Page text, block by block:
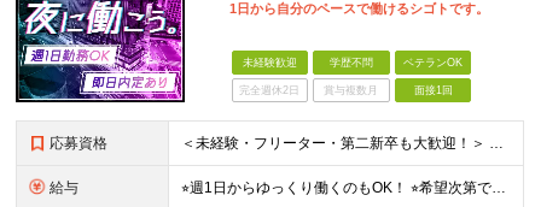
1日から自分のペースで働けるシゴトです。
未経験歓迎 学歴不問 ベテランOK
完全週休2日 賞与複数月 面接1回
応募資格 ＜未経験・フリーター・第二新卒も大歓迎！＞ ※学歴不問 ★堅苦しい志望動機は必要なし！ ★コミュ力に自信がなくてもOK！ ★特別な資格や専門知識は必要ありません！ 【こんな想いをお持ちの方はぜひ
給与 ⭐︎週1日からゆっくり働くのもOK！ ⭐︎希望次第で収入UPも可能！ 当務（当直）／日給21,450円～24,700円 長夜勤／日給13,650円～15,275円 ※支給方法※ 15日締め、25日